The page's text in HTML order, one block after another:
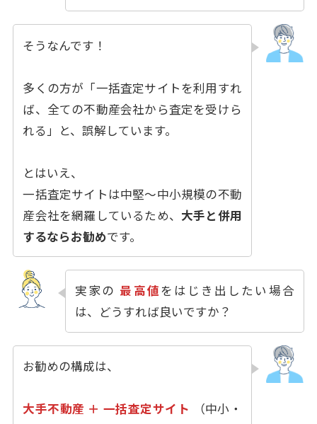
そうなんです！
多くの方が「一括査定サイトを利用すれ
ば、全ての不動産会社から査定を受けら
れる」と、誤解しています。
とはいえ、
一括査定サイトは中堅〜中小規模の不動
産会社を網羅しているため、 大手と併用
するならお勧めです。
実家の 最高値をはじき出したい場合
は、どうすれば良いですか？
お勧めの構成は、
大手不動産 ＋ 一括査定サイト
（中小・